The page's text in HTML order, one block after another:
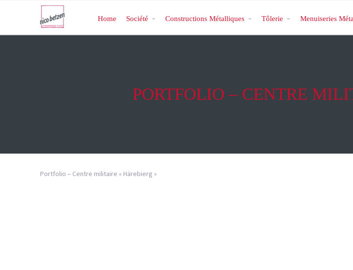
Home Société Constructions Métalliques Tôlerie Menuiseries
PORTFOLIO – CENTRE
Portfolio – Centre militaire « Härebierg »